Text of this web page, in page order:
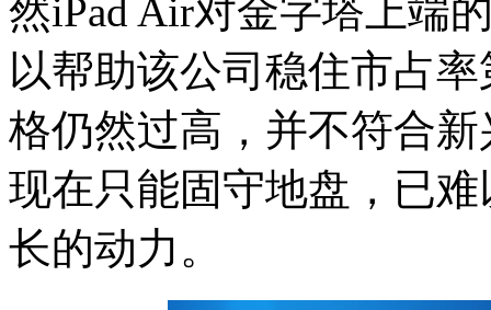
然iPad Air对金字塔上端
以帮助该公司稳住市占
格仍然过高，并不符合
现在只能固守地盘，已
长的动力。